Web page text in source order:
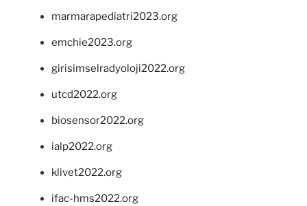
marmarapediatri2023.org
emchie2023.org
girisimselradyoloji2022.org
utcd2022.org
biosensor2022.org
ialp2022.org
klivet2022.org
ifac-hms2022.org